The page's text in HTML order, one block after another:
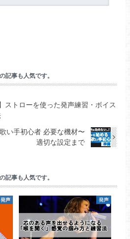
記事も人気です。
ストローを使った発声練習・ボイス
い手初心者 必要な機材〜
適切な設定まで
記事も人気です。
発声 発声